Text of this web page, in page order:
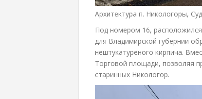
Архитектура п. Никологоры,
Под номером 16,
для Владимирской губернии
нештукатуреного кирпича.
Торговой площади, позволяя
старинных Никологор.